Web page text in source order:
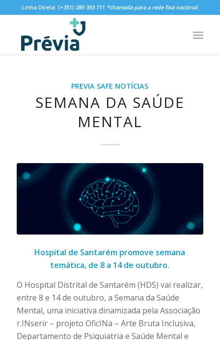
Linha Direta:(+351) 289 393 711 *chamada para a rede fixa nacional
PREVIA SAFE NOTÍCIAS
SEMANA DA SAÚDE
MENTAL
Hospital de Santarém promove semana
temática, de 8 a 14 de outubro.
O Hospital Distrital de Santarém (HDS) vai realizar,
entre 8 e 14 de outubro, a Semana da Saúde
Mental, uma iniciativa dinamizada pela Associação
r.INserir – projeto OficINa – Arte Bruta Inclusiva,
Departamento de Psiquiatria e Saúde Mental e